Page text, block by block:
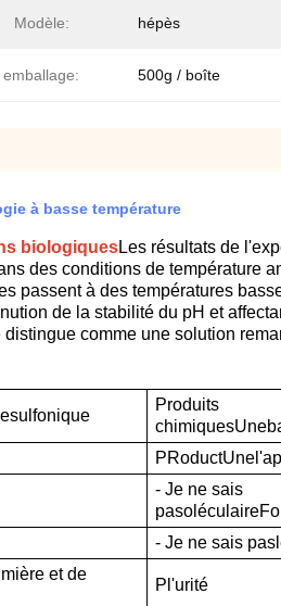
Modèle: hépès
emballage: 500g / boîte
à basse température
biologiquesLes résultats de
des conditions de température
passent à des températures
de la stabilité du pH et
comme une solution
Produits
chimiquesUne
PRoductUne
- Je ne sais
pasoléculaireF
- Je ne sais pas
et de
P l'urité